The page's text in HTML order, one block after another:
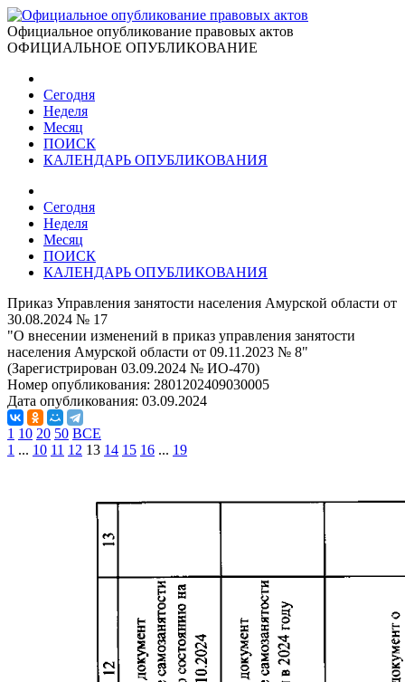
Официальное опубликование правовых актов
ОФИЦИАЛЬНОЕ ОПУБЛИКОВАНИЕ
Сегодня
Неделя
Месяц
ПОИСК
КАЛЕНДАРЬ ОПУБЛИКОВАНИЯ
Сегодня
Неделя
Месяц
ПОИСК
КАЛЕНДАРЬ ОПУБЛИКОВАНИЯ
Приказ Управления занятости населения Амурской области от
30.08.2024 № 17
"О внесении изменений в приказ управления занятости
населения Амурской области от 09.11.2023 № 8"
(Зарегистрирован 03.09.2024 № ИО-470)
Номер опубликования: 2801202409030005
Дата опубликования: 03.09.2024
1 10 20 50 ВСЕ
1 ... 10 11 12 13 14 15 16 ... 19